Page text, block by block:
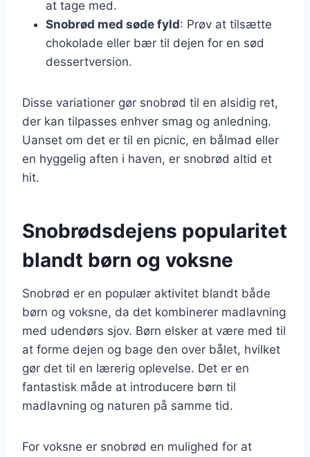
at tage med.
Snobrød med søde fyld: Prøv at tilsætte
chokolade eller bær til dejen for en sød
dessertversion.
Disse variationer gør snobrød til en alsidig ret,
der kan tilpasses enhver smag og anledning.
Uanset om det er til en picnic, en bålmad eller
en hyggelig aften i haven, er snobrød altid et
hit.
Snobrødsdejens popularitet
blandt børn og voksne
Snobrød er en populær aktivitet blandt både
børn og voksne, da det kombinerer madlavning
med udendørs sjov. Børn elsker at være med til
at forme dejen og bage den over bålet, hvilket
gør det til en lærerig oplevelse. Det er en
fantastisk måde at introducere børn til
madlavning og naturen på samme tid.
For voksne er snobrød en mulighed for at